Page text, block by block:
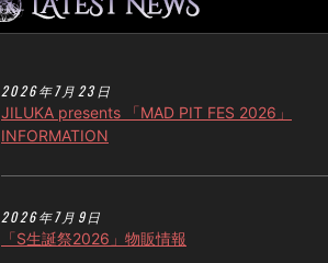
2026年7月23日
JILUKA presents 「MAD PIT FES 2026」
INFORMATION
2026年7月9日
「S生誕祭2026」物販情報